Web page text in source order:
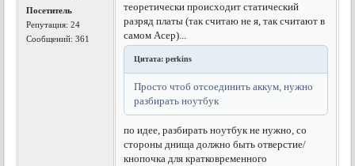
Посетитель
Репутация:24
Сообщений: 361
теоретически происходит статический
разряд платы (так считаю не я, так считают в
самом Асер)...
Цитата: perkins
Просто чтоб отсоединить аккум, нужно
разбирать ноутбук
по идее, разбирать ноутбук не нужно, со
стороны днища должно быть отверстие/
кнопочка для кратковременного